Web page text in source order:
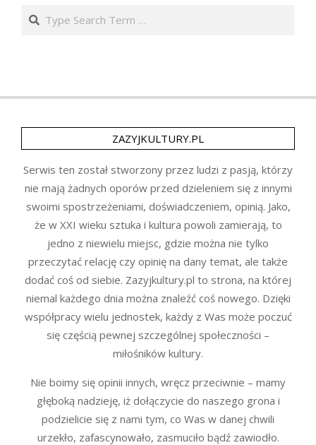
Search
ZAZYJKULTURY.PL
Serwis ten został stworzony przez ludzi z pasją, którzy
nie mają żadnych oporów przed dzieleniem się z innymi
swoimi spostrzeżeniami, doświadczeniem, opinią. Jako,
że w XXI wieku sztuka i kultura powoli zamierają, to
jedno z niewielu miejsc, gdzie można nie tylko
przeczytać relację czy opinię na dany temat, ale także
dodać coś od siebie. Zazyjkultury.pl to strona, na której
niemal każdego dnia można znaleźć coś nowego. Dzięki
współpracy wielu jednostek, każdy z Was może poczuć
się częścią pewnej szczególnej społeczności –
miłośników kultury.
Nie boimy się opinii innych, wręcz przeciwnie – mamy
głęboką nadzieję, iż dołączycie do naszego grona i
podzielicie się z nami tym, co Was w danej chwili
urzekło, zafascynowało, zasmuciło bądź zawiodło.